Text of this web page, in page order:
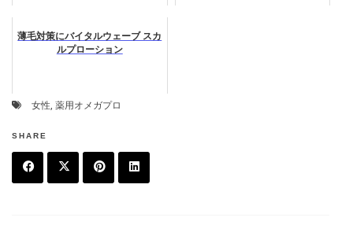
薄毛対策にバイタルウェーブ スカ
ルプローション
女性, 薬用オメガプロ
SHARE